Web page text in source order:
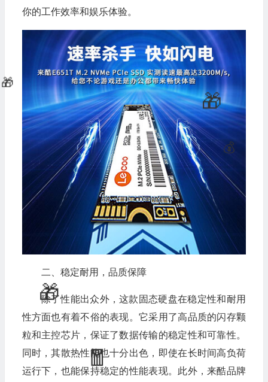
你的工作效率和娱乐体验。
二、稳定耐用，品质保障
除了性能出众外，这款固态硬盘在稳定性和耐用
性方面也有着不俗的表现。它采用了高品质的闪存颗
粒和主控芯片，保证了数据传输的稳定性和可靠性。
同时，其散热性能也十分出色，即使在长时间高负荷
运行下，也能保持稳定的性能表现。此外，来酷品牌